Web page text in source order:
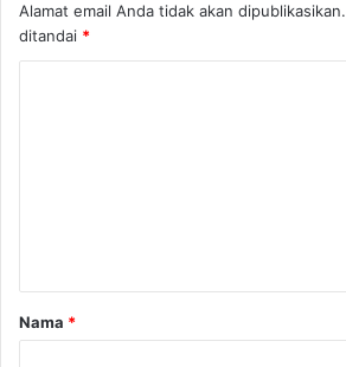
Alamat email Anda tidak akan dipublikasikan.
ditandai *
Nama *